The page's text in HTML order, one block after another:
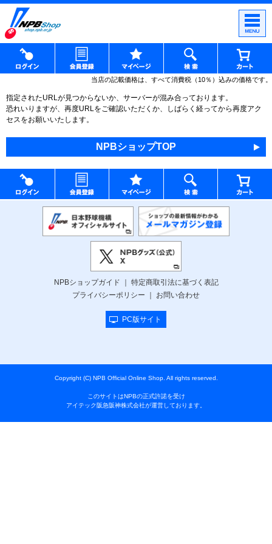
当店の記載価格は、すべて消費税（10％）込みの価格です。
指定されたURLが見つからないか、サーバーが混み合っております。
恐れいりますが、再度URLをご確認いただくか、しばらく経ってから再度アク
セスをお願いいたします。
NPBショップTOP
NPBショップガイド
特定商取引法に基づく表記
プライバシーポリシー
お問い合わせ
PC版サイト
Copyright (C) NPB Official Online Shop. All rights reserved.
このサイトはNPBの正式許諾を受け
アイテック阪急阪神株式会社が運営しております。